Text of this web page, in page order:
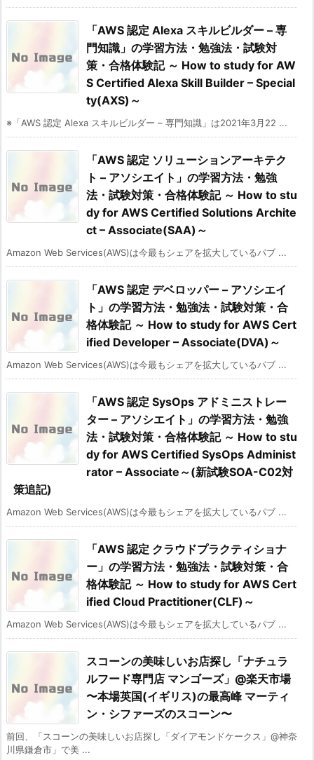
「AWS 認定 Alexa スキルビルダー – 専
門知識」の学習方法・勉強法・試験対
策・合格体験記 ～ How to study for AW
S Certified Alexa Skill Builder – Special
ty(AXS)～
※「AWS 認定 Alexa スキルビルダー – 専門知識」は2021年3月22 ...
「AWS 認定 ソリューションアーキテク
ト – アソシエイト」の学習方法・勉強
法・試験対策・合格体験記 ～ How to stu
dy for AWS Certified Solutions Archite
ct – Associate(SAA)～
Amazon Web Services(AWS)は今最もシェアを拡大しているパブ ...
「AWS 認定 デベロッパー – アソシエイ
ト」の学習方法・勉強法・試験対策・合
格体験記 ～ How to study for AWS Cert
ified Developer – Associate(DVA)～
Amazon Web Services(AWS)は今最もシェアを拡大しているパブ ...
「AWS 認定 SysOps アドミニストレー
ター – アソシエイト」の学習方法・勉強
法・試験対策・合格体験記 ～ How to stu
dy for AWS Certified SysOps Administ
rator – Associate～(新試験SOA-C02対
策追記)
Amazon Web Services(AWS)は今最もシェアを拡大しているパブ ...
「AWS 認定 クラウドプラクティショナ
ー」の学習方法・勉強法・試験対策・合
格体験記 ～ How to study for AWS Cert
ified Cloud Practitioner(CLF)～
Amazon Web Services(AWS)は今最もシェアを拡大しているパブ ...
スコーンの美味しいお店探し「ナチュラ
ルフード専門店 マンゴーズ」@楽天市場
〜本場英国(イギリス)の最高峰 マーティ
ン・シファーズのスコーン〜
前回、「スコーンの美味しいお店探し「ダイアモンドケークス」@神奈
川県鎌倉市」で美 ...